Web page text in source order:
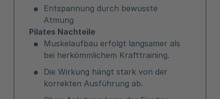
Entspannung durch bewusste
Atmung
Pilates Nachteile
Muskelaufbau erfolgt langsamer als
bei herkömmlichem Krafttraining.
Die Wirkung hängt stark von der
korrekten Ausführung ab.